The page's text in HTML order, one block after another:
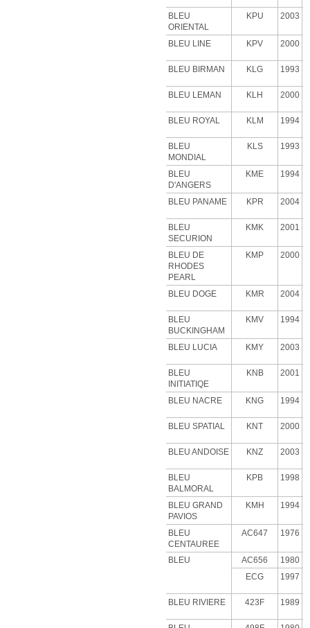
BLEU
ORIENTAL
KPU 2003
BLEU LINE KPV 2000
BLEU BIRMAN KLG 1993
BLEU LEMAN KLH 2000
BLEU ROYAL KLM 1994
BLEU
MONDIAL
KLS 1993
BLEU
D'ANGERS
KME 1994
BLEU PANAME KPR 2004
BLEU
SECURION
KMK 2001
BLEU DE
RHODES
PEARL
KMP 2000
BLEU DOGE KMR 2004
BLEU
BUCKINGHAM
KMV 1994
BLEU LUCIA KMY 2003
BLEU
INITIATIQE
KNB 2001
BLEU NACRE KNG 1994
BLEU SPATIAL KNT 2000
BLEU ANDOISE KNZ 2003
BLEU
BALMORAL
KPB 1998
BLEU GRAND
PAVIOS
KMH 1994
BLEU
CENTAUREE
AC647 1976
BLEU AC656 1980
ECG
1997
BLEU RIVIERE 423F 1989